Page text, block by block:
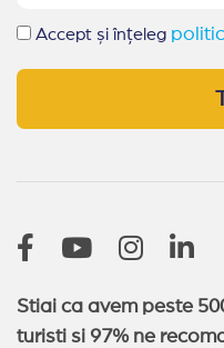
Accept și înțeleg
Stiai ca avem peste
turisti si 97% ne